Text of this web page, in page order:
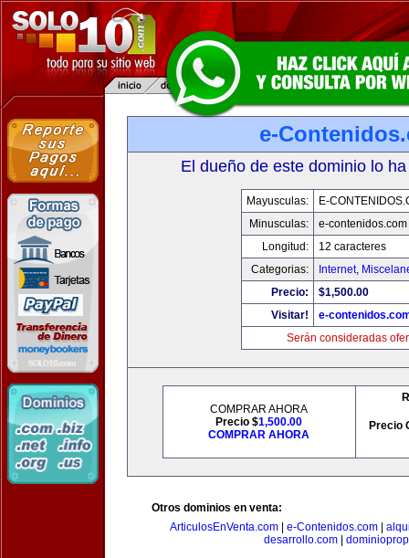
e-
El dueño de este dominio lo
Mayusculas:
E-
Minusculas:
e-contenidos.com
Longitud:
12 caracteres
Categorias:
Internet,
Precio:
$1,500.00
Visitar!
e-
Serán consideradas
COMPRAR AHORA
Precio $1,500.00
COMPRAR AHORA
Precio
Otros dominios en venta:
ArticulosEnVenta.com| e-Contenidos.com|
desarrollo.com|